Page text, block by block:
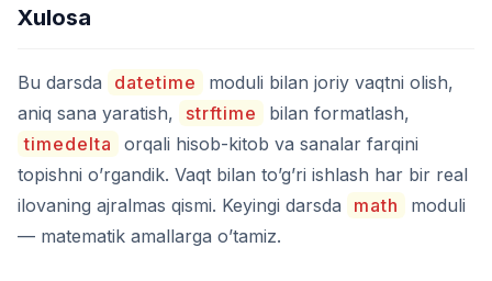
Xulosa
Bu darsda datetime
moduli bilan joriy vaqtni olish,
aniq sana yaratish,
strftime
bilan formatlash,
timedelta
orqali hisob-kitob va sanalar farqini
topishni o’rgandik. Vaqt bilan to’g’ri ishlash har bir real
ilovaning ajralmas qismi. Keyingi darsda
math
moduli
— matematik amallarga o’tamiz.